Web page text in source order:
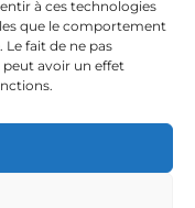
à ces technologies
que le comportement
fait de ne pas
avoir un effet